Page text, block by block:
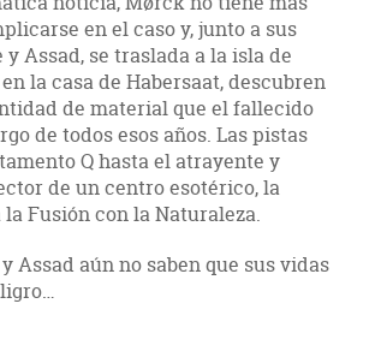
en el caso y, junto a sus
y Assad, se traslada a la isla de
la casa de Habersaat, descubren
de material que el fallecido
de todos esos años. Las pistas
Q hasta el atrayente y
de un centro esotérico, la
Fusión con la Naturaleza.
Assad aún no saben que sus vidas